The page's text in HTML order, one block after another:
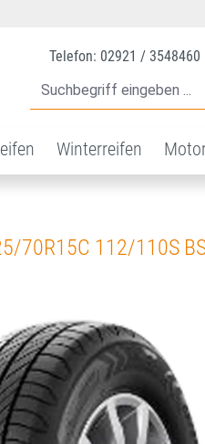
Telefon: 02921 / 3548460
Winterreifen
70R15C 112/110S